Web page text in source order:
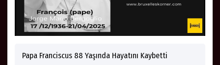
Papa Franciscus 88 Yaşında Hayatını Kaybetti